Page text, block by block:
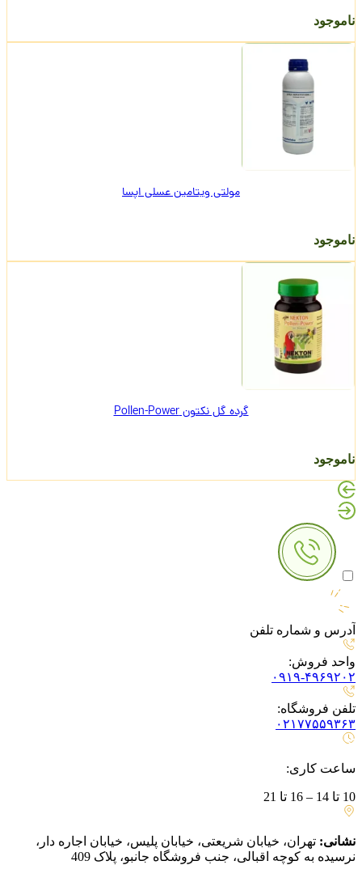
ناموجود
مولتی ویتامین عسلی اپسا
ناموجود
گرده گل نکتون Pollen-Power
ناموجود
آدرس و شماره تلفن
واحد فروش:
۰۹۱۹-۴۹۶۹۲۰۲
تلفن فروشگاه:
۰۲۱۷۷۵۵۹۳۶۳
ساعت کاری:
10 تا 14 – 16 تا 21
نشانی: تهران، خیابان شریعتی، خیابان پلیس، خیابان اجاره دار،
نرسیده به کوچه اقبالی، جنب فروشگاه جانبو، پلاک 409